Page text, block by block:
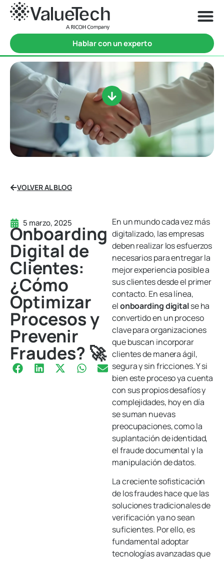
Hablar con un experto
VOLVER AL BLOG
5 marzo, 2025
Onboarding
Digital de
Clientes:
¿Cómo
Optimizar
Procesos y
Prevenir
Fraudes? 🚀
En un mundo cada vez más
digitalizado, las empresas
deben realizar los esfuerzos
necesarios para entregar la
mejor experiencia posible a
sus clientes desde el primer
contacto. En esa línea,
elonboarding digitalse ha
convertido en un proceso
clave para organizaciones
que buscan incorporar
clientes de manera ágil,
segura y sin fricciones. Y si
bien este proceso ya cuenta
con sus propios desafíos y
complejidades, hoy en día
se suman nuevas
preocupaciones, como la
suplantación de identidad,
el fraude documental y la
manipulación de datos.
La creciente sofisticación
de los fraudes hace que las
soluciones tradicionales de
verificación ya no sean
suficientes. Por ello, es
fundamental adoptar
tecnologías avanzadas que